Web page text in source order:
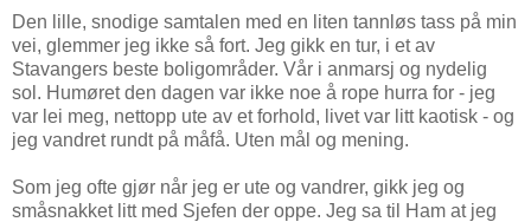
Den lille, snodige samtalen med en liten tannløs tass på min
vei, glemmer jeg ikke så fort. Jeg gikk en tur, i et av
Stavangers beste boligområder. Vår i anmarsj og nydelig
sol. Humøret den dagen var ikke noe å rope hurra for - jeg
var lei meg, nettopp ute av et forhold, livet var litt kaotisk - og
jeg vandret rundt på måfå. Uten mål og mening.
Som jeg ofte gjør når jeg er ute og vandrer, gikk jeg og
småsnakket litt med Sjefen der oppe. Jeg sa til Ham at jeg